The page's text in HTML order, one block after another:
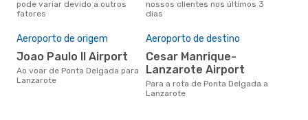
pode variar devido a outros
fatores
nossos clientes nos últimos 3
dias
Aeroporto de origem
Joao Paulo II Airport
Ao voar de Ponta Delgada para
Lanzarote
Aeroporto de destino
Cesar Manrique-
Lanzarote Airport
Para a rota de Ponta Delgada a
Lanzarote